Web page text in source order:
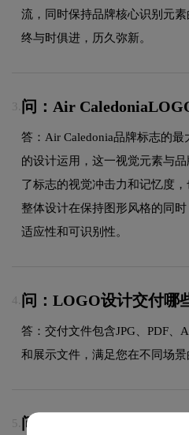
流，同时保持品牌核心识别元
终与时俱进，历久弥新。
3. 问：Air
答：Air Caledonia品牌标志的
的设计运用，这一视觉元素与
了标志的视觉冲击力和记忆度
整体设计在保持图形风格的同
适应性和可识别性。
4. 问：LOGO设计交付哪
答：交付文件包含JPG、PDF、
和展示文件，满足您在不同场景
5. 问：Air Caledonialogo